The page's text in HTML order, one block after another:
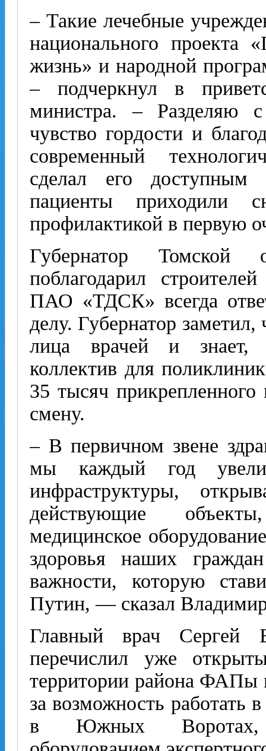
– Такие лечебные
национального проекта
жизнь» и народной
– подчеркнул в
министра. – Разделяю
чувство гордости и
современный
сделал его
пациенты
профилактикой в первую
Губернатор Томской
поблагодарил
ПАО «ТДСК» всегда
делу. Губернатор
лица врачей и знает,
коллектив для
35 тысяч
смену.
– В первичном звене
мы каждый год
инфраструктуры,
действующие
медицинское
здоровья наших
важности, которую
Путин, — сказал
Главный врач Сергей
перечислил уже
территории района ФАПы
за возможность работать
в Южных Воротах,